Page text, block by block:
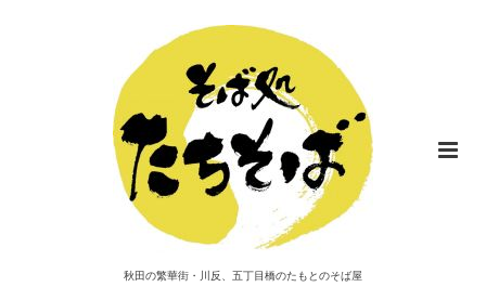
秋田の繁華街・川反、五丁目橋のたもとのそば屋